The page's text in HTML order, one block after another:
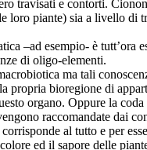
travisati e contorti.
loro piante) sia a livello di
–ad esempio- è tutt’ora
di oligo-elementi.
ma tali
propria bioregione di
organo. Oppure la
raccomandate dai
al tutto e per
ed il sapore delle